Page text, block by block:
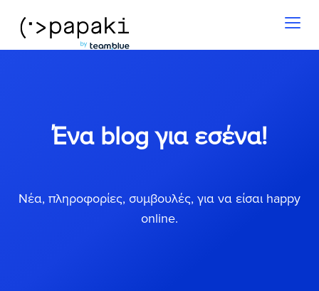
Ένα blog για εσένα!
Νέα, πληροφορίες, συμβουλές, για να είσαι happy
online.